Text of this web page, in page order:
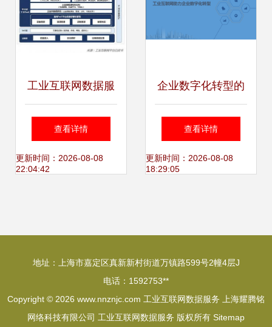
工业互联网数据服
务 重塑中国制造业
未来的核心引擎
查看详情
更新时间：2026-08-08
22:04:42
企业数字化转型的
意义——以数据分
析与治理为驱动，
查看详情
更新时间：2026-08-08
18:29:05
地址：上海市嘉定区真新新村街道万镇路599号2幢4层J
电话：1592753**
Copyright © 2026 www.nnznjc.com 工业互联网数据服务
上海耀腾铭
网络科技有限公司 工业互联网数据服务 版权所有 Sitemap